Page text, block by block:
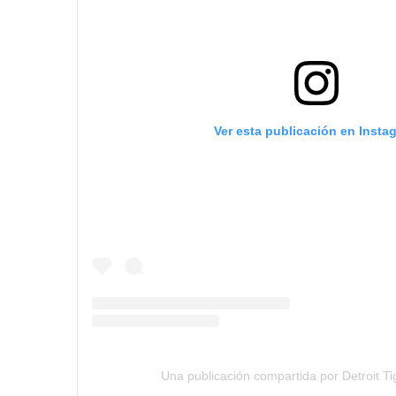
Ver esta publicación en
Una publicación compartida por Detroit